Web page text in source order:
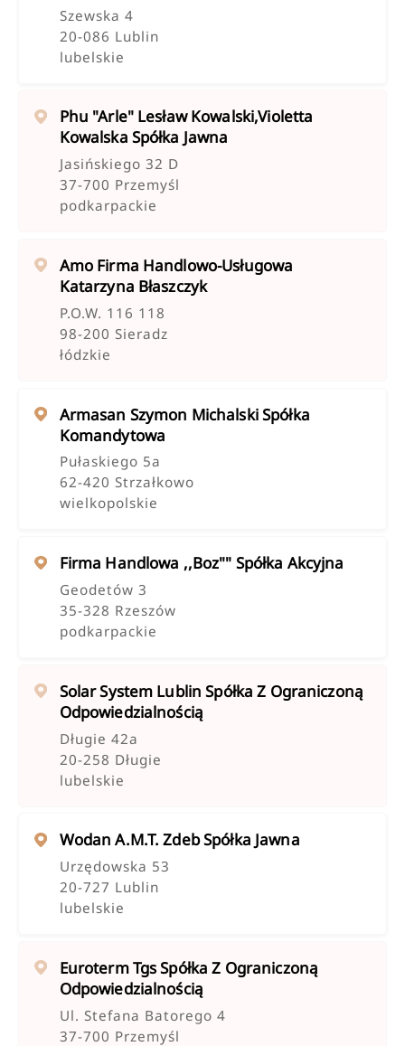
Szewska 4
20-086 Lublin
lubelskie
Phu "arle" Lesław Kowalski,violetta
Kowalska Spółka Jawna
Jasińskiego 32 D
37-700 Przemyśl
podkarpackie
Amo Firma Handlowo-Usługowa
Katarzyna Błaszczyk
P.o.w. 116 118
98-200 Sieradz
łódzkie
Armasan Szymon Michalski Spółka
Komandytowa
Pułaskiego 5a
62-420 Strzałkowo
wielkopolskie
Firma Handlowa ,,boz"" Spółka Akcyjna
Geodetów 3
35-328 Rzeszów
podkarpackie
Solar System Lublin Spółka Z Ograniczoną
Odpowiedzialnością
Długie 42a
20-258 Długie
lubelskie
Wodan A.m.t. Zdeb Spółka Jawna
Urzędowska 53
20-727 Lublin
lubelskie
Euroterm Tgs Spółka Z Ograniczoną
Odpowiedzialnością
Ul. Stefana Batorego 4
37-700 Przemyśl